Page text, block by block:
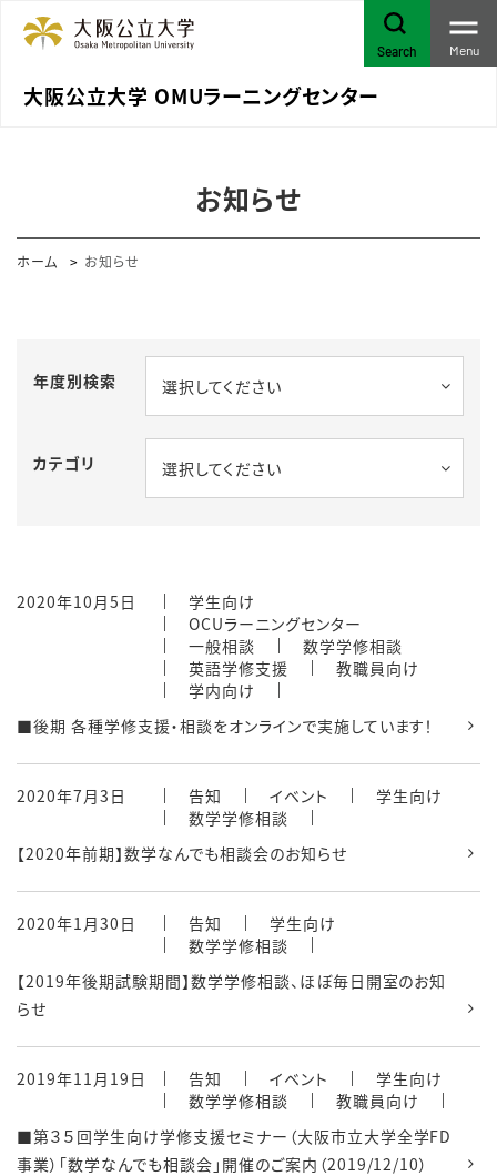
大阪公立大学 OMUラーニングセンター
Search Menu
お知らせ
ホーム お知らせ
年度別検索 選択してください
カテゴリ 選択してください
2020年10月5日
学生向け
OCUラーニングセンター
一般相談
数学学修相談
英語学修支援
教職員向け
学内向け
■後期 各種学修支援・相談をオンラインで実施しています！
2020年7月3日 告知 イベント
学生向け
数学学修相談
【2020年前期】数学なんでも相談会のお知らせ
2020年1月30日 告知
学生向け
数学学修相談
【2019年後期試験期間】数学学修相談、ほぼ毎日開室のお知
らせ
2019年11月19日 告知 イベント
学生向け
数学学修相談
教職員向け
■第３５回学生向け学修支援セミナー（大阪市立大学全学FD
事業）「数学なんでも相談会」開催のご案内（2019/12/10）